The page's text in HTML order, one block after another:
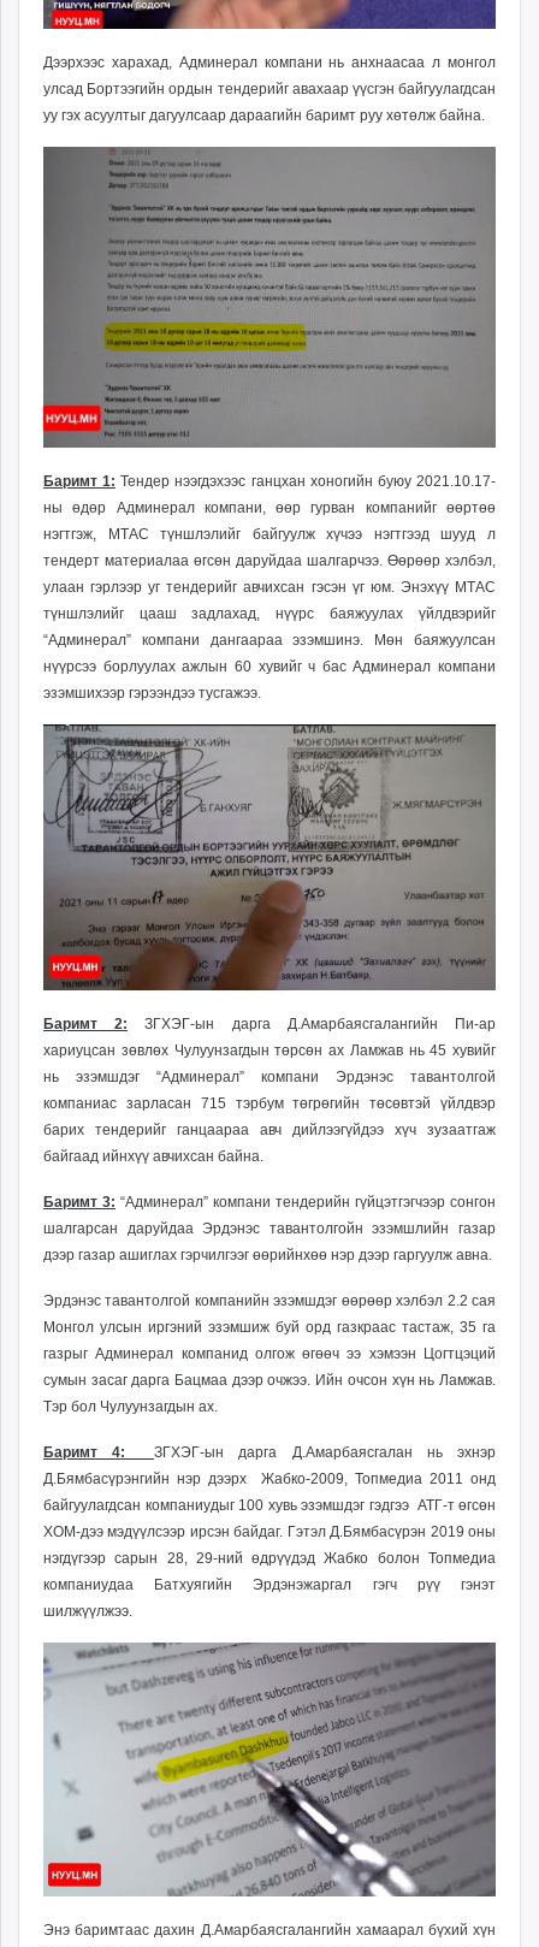
Дээрхээс харахад, Админерал компани нь анхнаасаа л монгол
улсад Бортээгийн ордын тендерийг авахаар үүсгэн байгуулагдсан
уу гэх асуултыг дагуулсаар дараагийн баримт руу хөтөлж байна.
Баримт 1: Тендер нээгдэхээс ганцхан хоногийн буюу 2021.10.17-
ны өдөр Админерал компани, өөр гурван компанийг өөртөө
нэгтгэж, МТАС түншлэлийг байгуулж хүчээ нэгтгээд шууд л
тендерт материалаа өгсөн даруйдаа шалгарчээ. Өөрөөр хэлбэл,
улаан гэрлээр уг тендерийг авчихсан гэсэн үг юм. Энэхүү МТАС
түншлэлийг цааш задлахад, нүүрс баяжуулах үйлдвэрийг
“Админерал” компани дангаараа эзэмшинэ. Мөн баяжуулсан
нүүрсээ борлуулах ажлын 60 хувийг ч бас Админерал компани
эзэмшихээр гэрээндээ тусгажээ.
Баримт 2: ЗГХЭГ-ын дарга Д.Амарбаясгалангийн Пи-ар
хариуцсан зөвлөх Чулуунзагдын төрсөн ах Ламжав нь 45 хувийг
нь эзэмшдэг “Админерал” компани Эрдэнэс тавантолгой
компаниас зарласан 715 тэрбум төгрөгийн төсөвтэй үйлдвэр
барих тендерийг ганцаараа авч дийлээгүйдээ хүч зузаатгаж
байгаад ийнхүү авчихсан байна.
Баримт 3: “Админерал” компани тендерийн гүйцэтгэгчээр сонгон
шалгарсан даруйдаа Эрдэнэс тавантолгойн эзэмшлийн газар
дээр газар ашиглах гэрчилгээг өөрийнхөө нэр дээр гаргуулж авна.
Эрдэнэс тавантолгой компанийн эзэмшдэг өөрөөр хэлбэл 2.2 сая
Монгол улсын иргэний эзэмшиж буй орд газкраас тастаж, 35 га
газрыг Админерал компанид олгож өгөөч ээ хэмээн Цогтцэций
сумын засаг дарга Бацмаа дээр очжээ. Ийн очсон хүн нь Ламжав.
Тэр бол Чулуунзагдын ах.
Баримт 4: ЗГХЭГ-ын дарга Д.Амарбаясгалан нь эхнэр
Д.Бямбасүрэнгийн нэр дээрх Жабко-2009, Топмедиа 2011 онд
байгуулагдсан компаниудыг 100 хувь эзэмшдэг гэдгээ АТГ-т өгсөн
ХОМ-дээ мэдүүлсээр ирсэн байдаг. Гэтэл Д.Бямбасүрэн 2019 оны
нэгдүгээр сарын 28, 29-ний өдрүүдэд Жабко болон Топмедиа
компаниудаа Батхуягийн Эрдэнэжаргал гэгч рүү гэнэт
шилжүүлжээ.
Энэ баримтаас дахин Д.Амарбаясгалангийн хамаарал бүхий хүн